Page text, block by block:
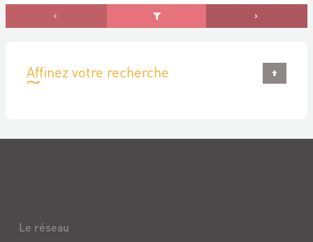
Affinez votre recherche
Le réseau